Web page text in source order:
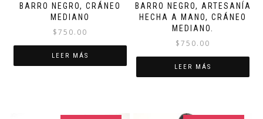
BARRO NEGRO, CRÁNEO
MEDIANO
$750.00
LEER MÁS
BARRO NEGRO, ARTESANÍA
HECHA A MANO, CRÁNEO
MEDIANO.
$750.00
LEER MÁS